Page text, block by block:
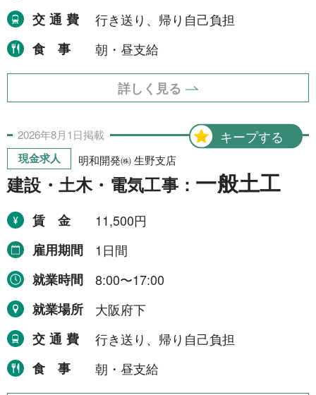
交通費
行き送り、帰り自己負担
食事
朝・昼支給
詳しく見る
キープする
2026年8月1日掲載
現金求人 明和開発㈱ 生野支店
建設・土木・電気工事： 一般土工
賃金
11,500円
雇用期間
1日間
就業時間
8:00〜17:00
就業場所
大阪府下
交通費
行き送り、帰り自己負担
食事
朝・昼支給